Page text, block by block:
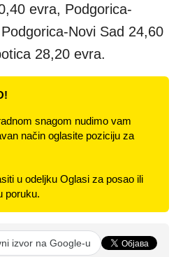
evra, Podgorica-
Novi Sad 24,60
28,20 evra.
snagom nudimo vam
način oglasite poziciju za
u odeljku Oglasi za posao ili
poruku.
izvor na Google-u